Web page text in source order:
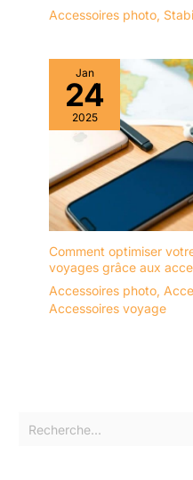
Accessoires photo,
Jan
24
2025
Comment optimiser
voyages grâce aux
Accessoires photo,
Accessoires voyage